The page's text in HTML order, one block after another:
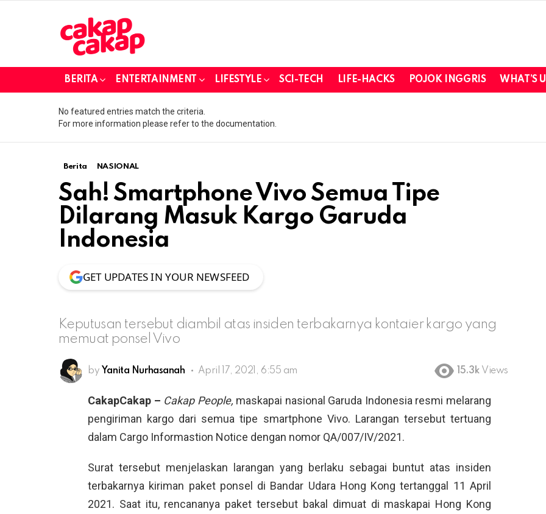
BERITA ENTERTAINMENT LIFESTYLE SCI-TECH LIFE-HACKS POJOK INGGRIS WHAT’S
No featured entries match the criteria.
For more information please refer to the documentation.
Berita NASIONAL
Sah! Smartphone Vivo Semua Tipe
Dilarang Masuk Kargo Garuda
Indonesia
GET UPDATES IN YOUR NEWSFEED
Keputusan tersebut diambil atas insiden terbakarnya kontaier kargo yang
memuat ponsel Vivo
by Yanita Nurhasanah April 17, 2021, 6:55 am 15.3k Views
CakapCakap – Cakap People, maskapai nasional Garuda Indonesia resmi melarang
pengiriman kargo dari semua tipe smartphone Vivo. Larangan tersebut tertuang
dalam Cargo Informastion Notice dengan nomor QA/007/IV/2021.
Surat tersebut menjelaskan larangan yang berlaku sebagai buntut atas insiden
terbakarnya kiriman paket ponsel di Bandar Udara Hong Kong tertanggal 11 April
2021. Saat itu, rencananya paket tersebut bakal dimuat di maskapai Hong Kong